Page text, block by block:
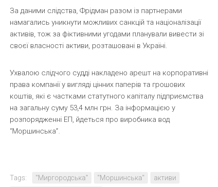
За даними слідства, Фрідман разом із партнерами
намагались уникнути можливих санкцій та націоналізації
активів, тож за фіктивними угодами планували вивести зі
своєї власності активи, розташовані в Україні.
Ухвалою слідчого судді накладено арешт на корпоративні
права компанії у вигляді цінних паперів та грошових
коштів, які є частками статутного капіталу підприємства
на загальну суму 53,4 млн грн. За інформацією у
розпорядженні ЕП, йдеться про виробника вод
“Моршинська”.
Tags: "Миргородська" "Моршинська"
активи